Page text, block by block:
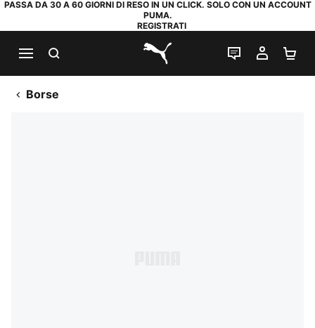
PASSA DA 30 A 60 GIORNI DI RESO IN UN CLICK. SOLO CON UN ACCOUNT
PUMA.
REGISTRATI
PUMA.com
CHAT IL MIO
Borse